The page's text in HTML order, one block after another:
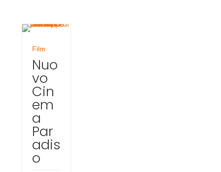
Film
Nuo
vo
Cin
em
a
Par
adis
o